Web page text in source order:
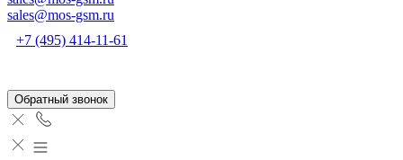
sales@mos-gsm.ru
+7 (495) 414-11-61
Обратный звонок